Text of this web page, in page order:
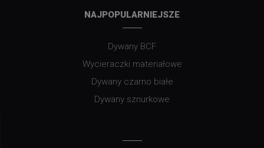
NAJPOPULARNIEJSZE
Dywany BCF
Wycieraczki materiałowe
Dywany czarno białe
Dywany sznurkowe